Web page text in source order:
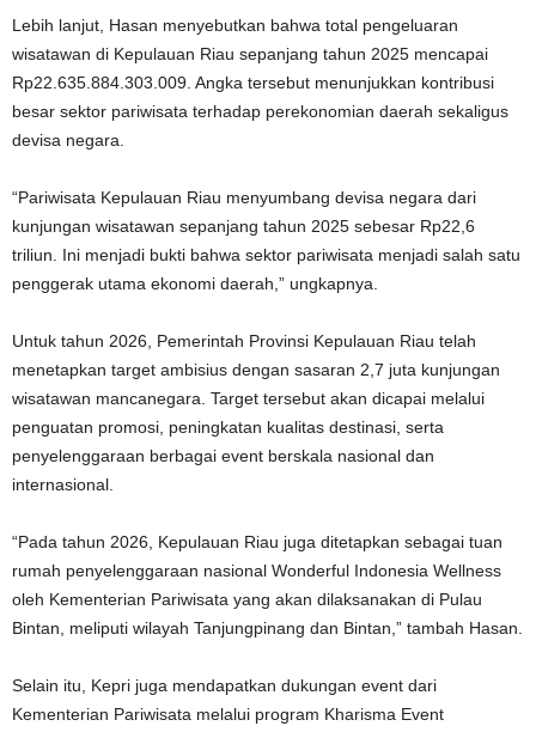
Lebih lanjut, Hasan menyebutkan bahwa total pengeluaran
wisatawan di Kepulauan Riau sepanjang tahun 2025 mencapai
Rp22.635.884.303.009. Angka tersebut menunjukkan kontribusi
besar sektor pariwisata terhadap perekonomian daerah sekaligus
devisa negara.
“Pariwisata Kepulauan Riau menyumbang devisa negara dari
kunjungan wisatawan sepanjang tahun 2025 sebesar Rp22,6
triliun. Ini menjadi bukti bahwa sektor pariwisata menjadi salah satu
penggerak utama ekonomi daerah,” ungkapnya.
Untuk tahun 2026, Pemerintah Provinsi Kepulauan Riau telah
menetapkan target ambisius dengan sasaran 2,7 juta kunjungan
wisatawan mancanegara. Target tersebut akan dicapai melalui
penguatan promosi, peningkatan kualitas destinasi, serta
penyelenggaraan berbagai event berskala nasional dan
internasional.
“Pada tahun 2026, Kepulauan Riau juga ditetapkan sebagai tuan
rumah penyelenggaraan nasional Wonderful Indonesia Wellness
oleh Kementerian Pariwisata yang akan dilaksanakan di Pulau
Bintan, meliputi wilayah Tanjungpinang dan Bintan,” tambah Hasan.
Selain itu, Kepri juga mendapatkan dukungan event dari
Kementerian Pariwisata melalui program Kharisma Event